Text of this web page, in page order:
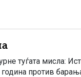
е објавен на
туѓата мисла:
против